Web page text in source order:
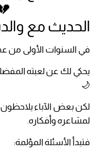
💔 لماذا
الحديث مع
في السنوات الأولى
يحكي لك عن لعبته
🌙
لكن بعض الآباء
لمشاعره وأفكاره.
فتبدأ الأسئلة المؤلمة: